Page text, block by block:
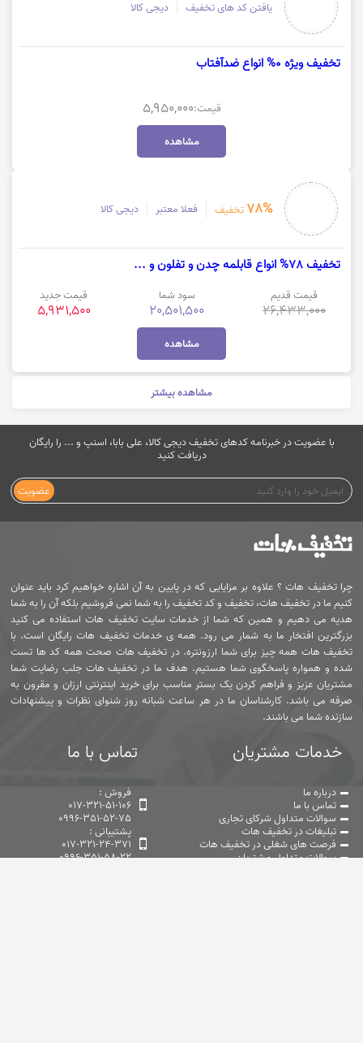
یافتن کد های تخفیف دیجی کالا
تخفیف ویژه 0% انواع ضدآفتاب
قیمت:5,950,000
مشاهده
78% تخفیف فعلا معتبر دیجی کالا
تخفیف 78% انواع قابلمه چدن و تفلون و ...
قیمت قدیم
26,433,000
سود شما
20,501,500
قیمت جدید
5,931,500
مشاهده
مشاهده بیشتر
با عضویت در خبرنامه کدهای تخفیف دیجی کالا، علی بابا، اسنپ و ... را رایگان
دریافت کنید
عضویت
چرا تخفیف هات ؟ علاوه بر مزایایی که در پایین به آن اشاره خواهیم کرد باید عنوان
کنیم ما در تخفیف هات، تخفیف و کد تخفیف را به شما نمی فروشیم بلکه آن را به شما
هدیه می دهیم و همین که شما از خدمات سایت تخفیف هات استفاده می کنید
بزرگترین افتخار ما به شمار می رود. همه ی خدمات تخفیف هات رایگان است. با
تخفیف هات همه چیز برای شما ارزونتره. در تخفیف هات صحت همه کد ها تست
شده و همواره پاسخگوی شما هستیم. هدف ما در تخفیف هات جلب رضایت شما
مشتریان عزیز و فراهم کردن یک بستر مناسب برای خرید اینترنتی ارزان و مقرون به
صرفه می باشد. کارشناسان ما در هر ساعت شبانه روز شنوای نظرات و پیشنهادات
سازنده شما می باشند.
خدمات مشتریان
درباره ما
تماس با ما
سوالات متداول شرکای تجاری
تبلیغات در تخفیف هات
فرصت های شغلی در تخفیف هات
سوالات متداول مشتریان
تماس با ما
فروش :
017-321-51-106
0996-351-52-75
پشتیبانی :
017-321-24-371
0996-351-58-22